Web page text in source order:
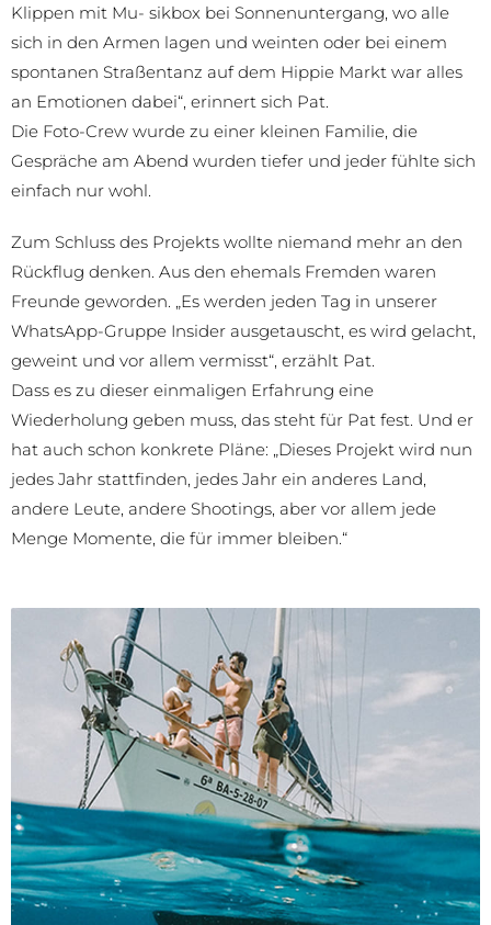
Klippen mit Mu- sikbox bei Sonnenuntergang, wo alle
sich in den Armen lagen und weinten oder bei einem
spontanen Straßentanz auf dem Hippie Markt war alles
an Emotionen dabei“, erinnert sich Pat.
Die Foto-Crew wurde zu einer kleinen Familie, die
Gespräche am Abend wurden tiefer und jeder fühlte sich
einfach nur wohl.
Zum Schluss des Projekts wollte niemand mehr an den
Rückflug denken. Aus den ehemals Fremden waren
Freunde geworden. „Es werden jeden Tag in unserer
WhatsApp-Gruppe Insider ausgetauscht, es wird gelacht,
geweint und vor allem vermisst“, erzählt Pat.
Dass es zu dieser einmaligen Erfahrung eine
Wiederholung geben muss, das steht für Pat fest. Und er
hat auch schon konkrete Pläne: „Dieses Projekt wird nun
jedes Jahr stattfinden, jedes Jahr ein anderes Land,
andere Leute, andere Shootings, aber vor allem jede
Menge Momente, die für immer bleiben.“